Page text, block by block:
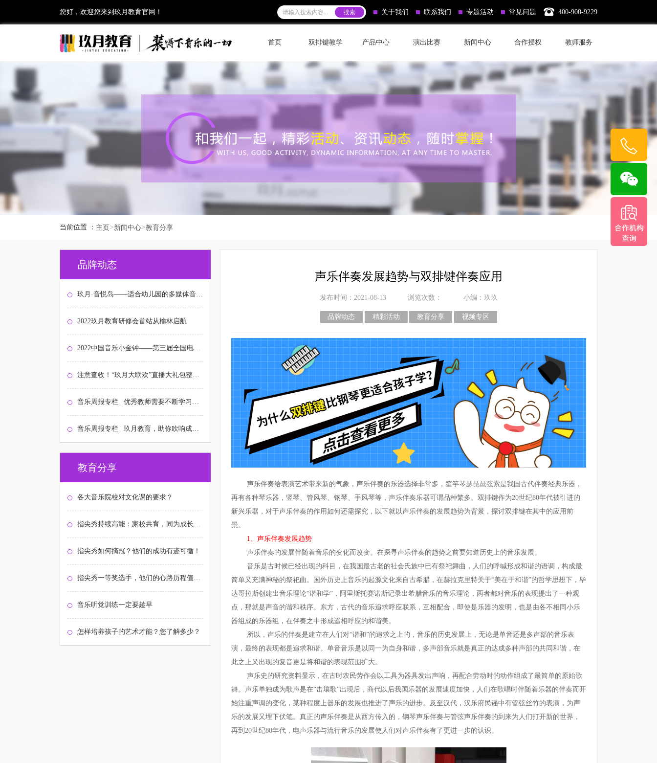
您好，欢迎您来到玖月教育官网！ 关于我们 联系我们 专题活动 常见问题 400-900-9229
首页 双排键教学 产品中心 演出比赛 新闻中心 合作授权 教师服务
当前位置 ： 主页>新闻中心>教育分享
品牌动态
玖月·音悦岛——适合幼儿园的多媒体音乐启蒙课程
2022玖月教育研修会首站从榆林启航
2022中国音乐小金钟——第三届全国电子键盘展演北京选拔赛圆满结束
注意查收！“玖月大联欢”直播大礼包整装待发！
音乐周报专栏 | 优秀教师需要不断学习与打磨
音乐周报专栏 | 玖月教育，助你吹响成功的号角
教育分享
各大音乐院校对文化课的要求？
指尖秀持续高能：家校共育，同为成长护航！
指尖秀如何摘冠？他们的成功有迹可循！
指尖秀一等奖选手，他们的心路历程值得关注
音乐听觉训练一定要趁早
怎样培养孩子的艺术才能？您了解多少？
声乐伴奏发展趋势与双排键伴奏应用
发布时间：2021-08-13 浏览次数： 小编：玖玖
品牌动态 精彩活动 教育分享 视频专区
声乐伴奏给表演艺术带来新的气象，声乐伴奏的乐器选择非常多，笙竽琴瑟琵琶弦索是我国古代伴奏经典乐器，
再有各种琴乐器，竖琴、管风琴、 钢琴 、手风琴等，声乐伴奏乐器可谓品种繁多。双排键作为20世纪80年代被引进的
新兴乐器，对于声乐伴奏的作用如何还需探究，以下就以声乐伴奏的发展趋势为背景，探讨双排键在其中的应用前
景。
1、声乐伴奏发展趋势
声乐伴奏的发展伴随着音乐的变化而改变。在探寻声乐伴奏的趋势之前要知道历史上的音乐发展。
音乐是古时候已经出现的科目，在我国最古老的社会氏族中已有祭祀舞曲，人们的呼喊形成和谐的语调，构成最
简单又充满神秘的祭祀曲。国外历史上音乐的起源文化来自古希腊，在赫拉克里特关于“美在于和谐”的哲学思想下，毕
达哥拉斯创建出音乐理论“谐和学”，阿里斯托赛诺斯记录出希腊音乐的音乐理论，两者都对音乐的表现提出了一种观
点，那就是声音的谐和秩序。东方，古代的音乐追求呼应联系，互相配合，即使是乐器的发明，也是由各不相同小乐
器组成的乐器组，在伴奏之中形成遥相呼应的和谐美。
所以，声乐的伴奏是建立在人们对“谐和”的追求之上的，音乐的历史发展上，无论是单音还是多声部的音乐表
演，最终的表现都是追求和谐。单音音乐是以同一为自身和谐，多声部音乐就是真正的达成多种声部的共同和谐，在
此之上又出现的复音更是将和谐的表现范围扩大。
声乐史的研究资料显示，在古时农民劳作会以工具为器具发出声响，再配合劳动时的动作组成了最简单的原始歌
舞。声乐单独成为歌声是在“击壤歌”出现后，商代以后我国乐器的发展速度加快，人们在歌唱时伴随着乐器的伴奏而开
始注重声调的变化，某种程度上器乐的发展也推进了声乐的进步。及至汉代，汉乐府民谣中有管弦丝竹的表演，为声
乐的发展又埋下伏笔。真正的声乐伴奏是从西方传入的，钢琴声乐伴奏与管弦声乐伴奏的到来为人们打开新的世界，
再到20世纪80年代，电声乐器与流行音乐的发展使人们对声乐伴奏有了更进一步的认识。